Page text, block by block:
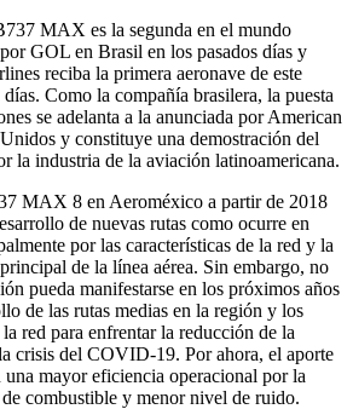
MAX es la segunda en el mundo
GOL en Brasil en los pasados días y
reciba la primera aeronave de este
Como la compañía brasilera, la puesta
se adelanta a la anunciada por American
y constituye una demostración del
la industria de la aviación latinoamericana.
MAX 8 en Aeroméxico a partir de 2018
de nuevas rutas como ocurre en
por las características de la red y la
de la línea aérea. Sin embargo, no
pueda manifestarse en los próximos años
de las rutas medias en la región y los
red para enfrentar la reducción de la
crisis del COVID-19. Por ahora, el aporte
una mayor eficiencia operacional por la
combustible y menor nivel de ruido.